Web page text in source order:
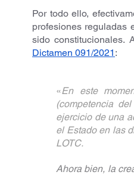
Por todo ello,
profesiones reguladas
Dictamen 091/2021 :
«En este
(competencia
ejercicio de una
el Estado en las
LOTC.
Ahora bien, la